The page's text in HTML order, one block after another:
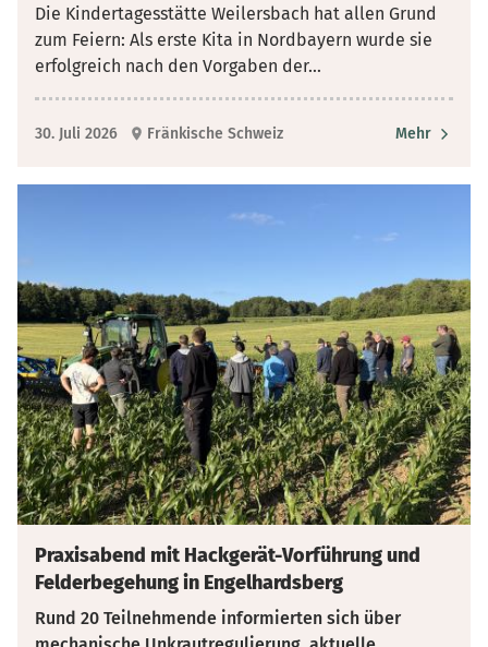
Die Kindertagesstätte Weilersbach hat allen Grund
zum Feiern: Als erste Kita in Nordbayern wurde sie
erfolgreich nach den Vorgaben der...
30. Juli 2026 Fränkische Schweiz Mehr
Praxisabend mit Hackgerät-Vorführung und
Felderbegehung in Engelhardsberg
Rund 20 Teilnehmende informierten sich über